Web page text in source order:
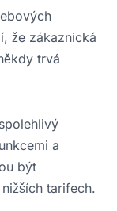
že zákaznická
trvá
a
být
tarifech.